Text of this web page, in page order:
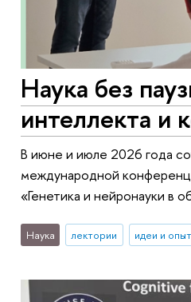
Наука без
интеллекта и
В июне и июле 2026 года
международной
«Генетика и нейронауки в
Наука лектории идеи и опыт